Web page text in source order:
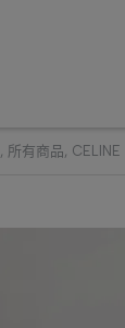
, 所有商品, CELINE